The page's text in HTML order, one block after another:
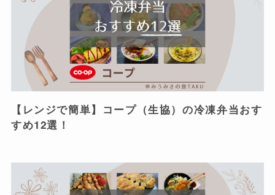
【レンジで簡単】コープ（生協）の冷凍弁当おす
すめ12選！